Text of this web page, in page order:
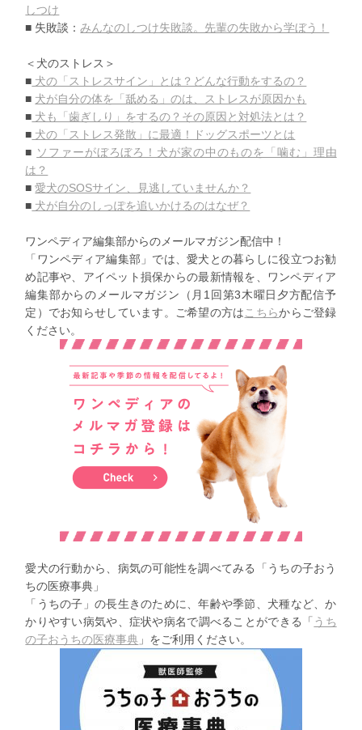
しつけ
■ 失敗談：みんなのしつけ失敗談。先輩の失敗から学ぼう！
＜犬のストレス＞
■ 犬の「ストレスサイン」とは？どんな行動をするの？
■ 犬が自分の体を「舐める」のは、ストレスが原因かも
■ 犬も「歯ぎしり」をするの？その原因と対処法とは？
■ 犬の「ストレス発散」に最適！ドッグスポーツとは
■ ソファーがぼろぼろ！犬が家の中のものを「噛む」理由
は？
■愛犬のSOSサイン、見逃していませんか？
■ 犬が自分のしっぽを追いかけるのはなぜ？
ワンペディア編集部からのメールマガジン配信中！
「ワンペディア編集部」では、愛犬との暮らしに役立つお勧
め記事や、 アイペット損保からの最新情報を、
ワンペディア
編集部からのメールマガジン（ 月1回第3木曜日夕方配信予
定）でお知らせしています。
ご希望の方は こちらからご登録
ください。
愛犬の行動から、病気の可能性を調べてみる「 うちの子おう
ちの医療事典」
「うちの子」の長生きのために、年齢や季節、犬種など、か
かりやすい病気や、症状や病名で調べることができる「 うち
の子おうちの医療事典 」をご利用ください。